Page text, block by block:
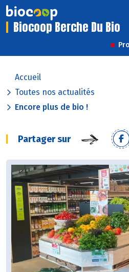
Biocoop Berche Du Bio
Accueil
Toutes nos actualités
Encore plus de bio !
Partager sur